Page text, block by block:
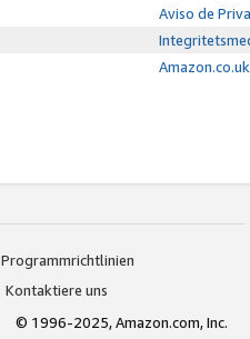
Aviso de
Programmrichtlinien
Kontaktiere uns
© 1996-2025, Amazon.com, Inc.